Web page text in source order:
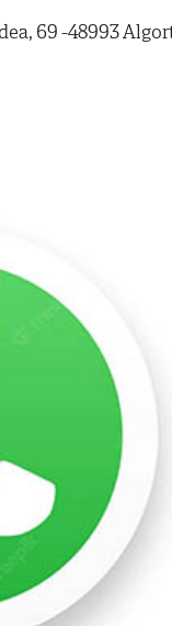
69 -48993